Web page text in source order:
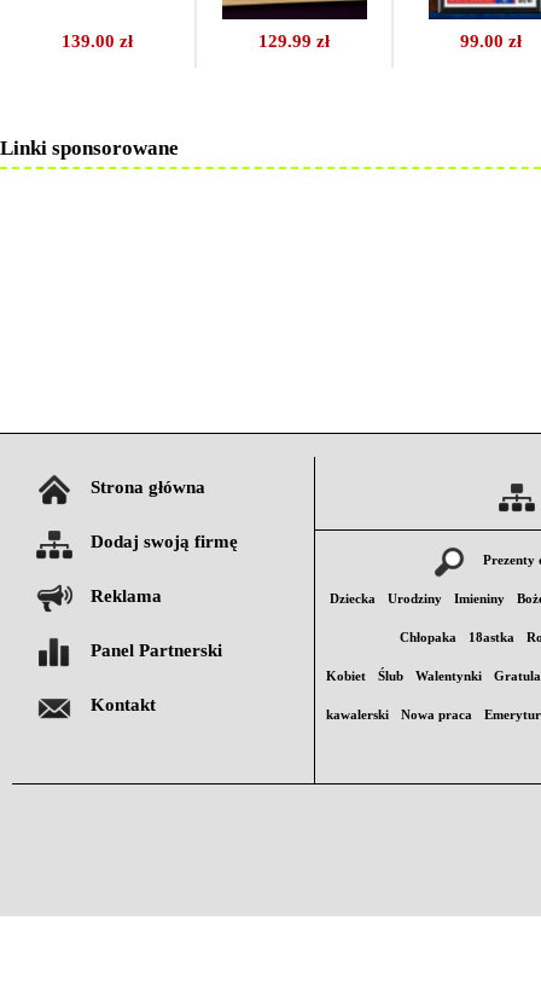
139.00 zł 129.99 zł 99.00 zł
Linki sponsorowane
Strona główna
Dodaj swoją firmę
Reklama
Panel Partnerski
Kontakt
Prezenty
Dziecka Urodziny Imieniny
Chłopaka 18astka
Kobiet Ślub Walentynki
kawalerski Nowa praca